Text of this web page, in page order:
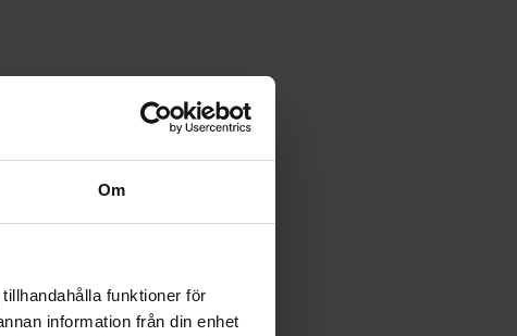
Om
funktioner för
information från din enhet